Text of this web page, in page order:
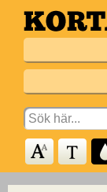
Hoppa
till
Search
for: